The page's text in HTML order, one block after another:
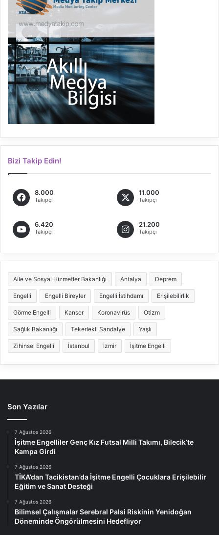
Bizi Takip Edin!
8.000
Takipçi
11.000
Takipçi
6.420
Takipçi
21.200
Takipçi
Aile ve Sosyal Hizmetler Bakanlığı Antalya Deprem
Engelli Engelli Bireyler Engelli İstihdamı Erişilebilirlik
Görme Engelli Kanser Koronavirüs Otizm
Sağlık Bakanlığı Tekerlekli Sandalye Yaşlı
Zihinsel Engelli İstanbul İzmir İşitme Engelli
Son Yazılar
7 Ağustos 2026
İşitme Engelliler Genç Kız Futsal Milli Takımı, Bilecik’te
Kampa Girdi
7 Ağustos 2026
TİKA’dan Tacikistan’da İşitme Engelli Çocuklara Erişilebilir
Eğitim ve Sanat Desteği
7 Ağustos 2026
Bilimsel Çalışmalar Serebral Palsi Riskinin Yenidoğan
Döneminde Öngörülmesini Hedefliyor